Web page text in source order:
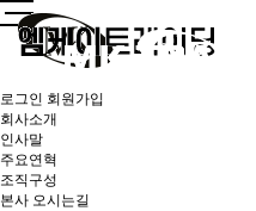
로그인 회원가입
회사소개
인사말
주요연혁
조직구성
본사 오시는길